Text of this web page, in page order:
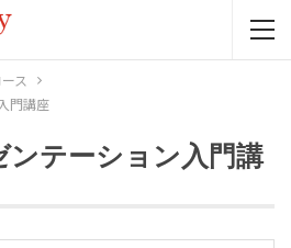
ス
門講座
ンテーション入門講